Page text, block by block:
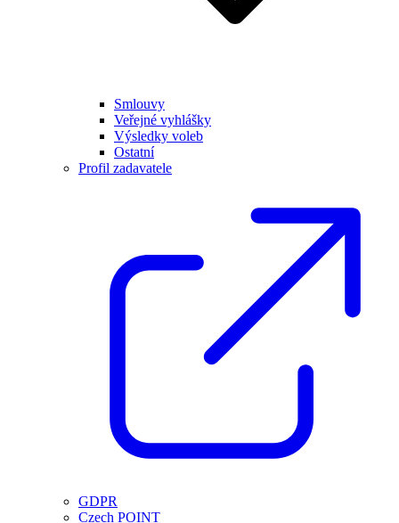
Smlouvy
Veřejné vyhlášky
Výsledky voleb
Ostatní
Profil zadavatele
GDPR
Czech POINT